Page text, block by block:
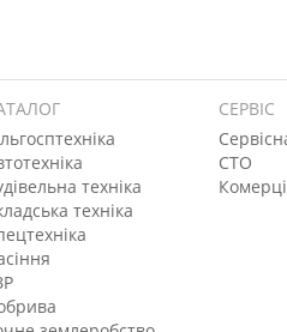
техніка
техніка
СЕРВІС
СТО